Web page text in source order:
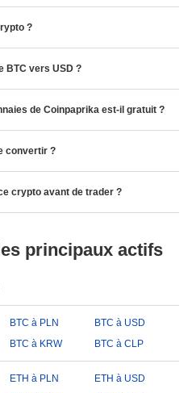
?
BTC vers USD ?
de Coinpaprika est-il gratuit ?
convertir ?
crypto avant de trader ?
principaux actifs
BTC à PLN
BTC à USD
BTC à KRW BTC à CLP
ETH à PLN
ETH à USD